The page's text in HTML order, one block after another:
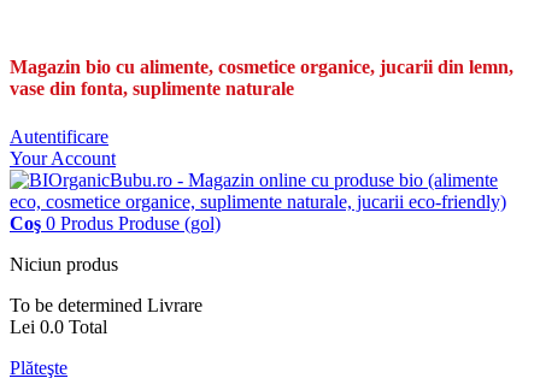
Magazin bio cu alimente, cosmetice organice, jucarii din lemn,
vase din fonta, suplimente naturale
Autentificare
Your Account
Coş 0 Produs Produse (gol)
Niciun produs
To be determined Livrare
Lei 0.0 Total
Plăteşte